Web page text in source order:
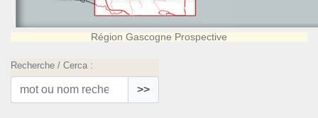
Région Gascogne Prospective
Recherche / Cerca :
>>